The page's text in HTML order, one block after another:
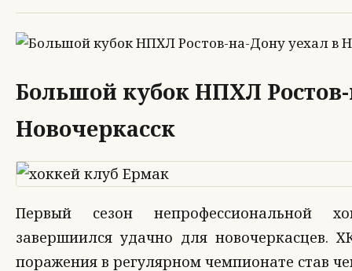
Большой кубок НПХЛ
Новочеркасск
Первый сезон непрофессиональной
завершиился удачно для новочеркасцев.
поражения в регулярном чемпионате став